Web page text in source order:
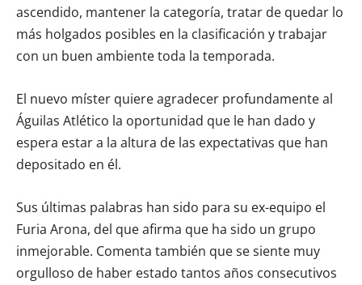
ascendido, mantener la categoría, tratar de quedar lo
más holgados posibles en la clasificación y trabajar
con un buen ambiente toda la temporada.
El nuevo míster quiere agradecer profundamente al
Águilas Atlético la oportunidad que le han dado y
espera estar a la altura de las expectativas que han
depositado en él.
Sus últimas palabras han sido para su ex-equipo el
Furia Arona, del que afirma que ha sido un grupo
inmejorable. Comenta también que se siente muy
orgulloso de haber estado tantos años consecutivos